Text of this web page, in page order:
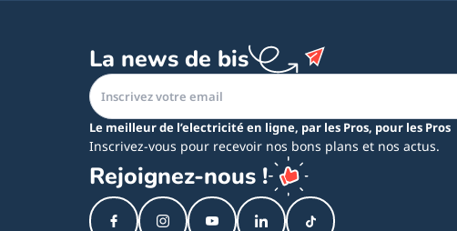
La news de bis
Le meilleur de l’electricité en ligne, par les Pros, pour les Pros
Inscrivez-vous pour recevoir nos bons plans et nos actus.
Rejoignez-nous !